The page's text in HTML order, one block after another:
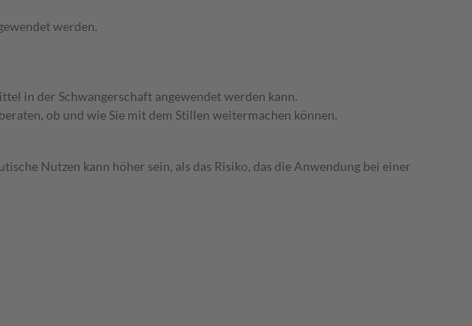
werden.
in der Schwangerschaft angewendet werden kann.
ob und wie Sie mit dem Stillen weitermachen können.
Nutzen kann höher sein, als das Risiko, das die Anwendung bei einer